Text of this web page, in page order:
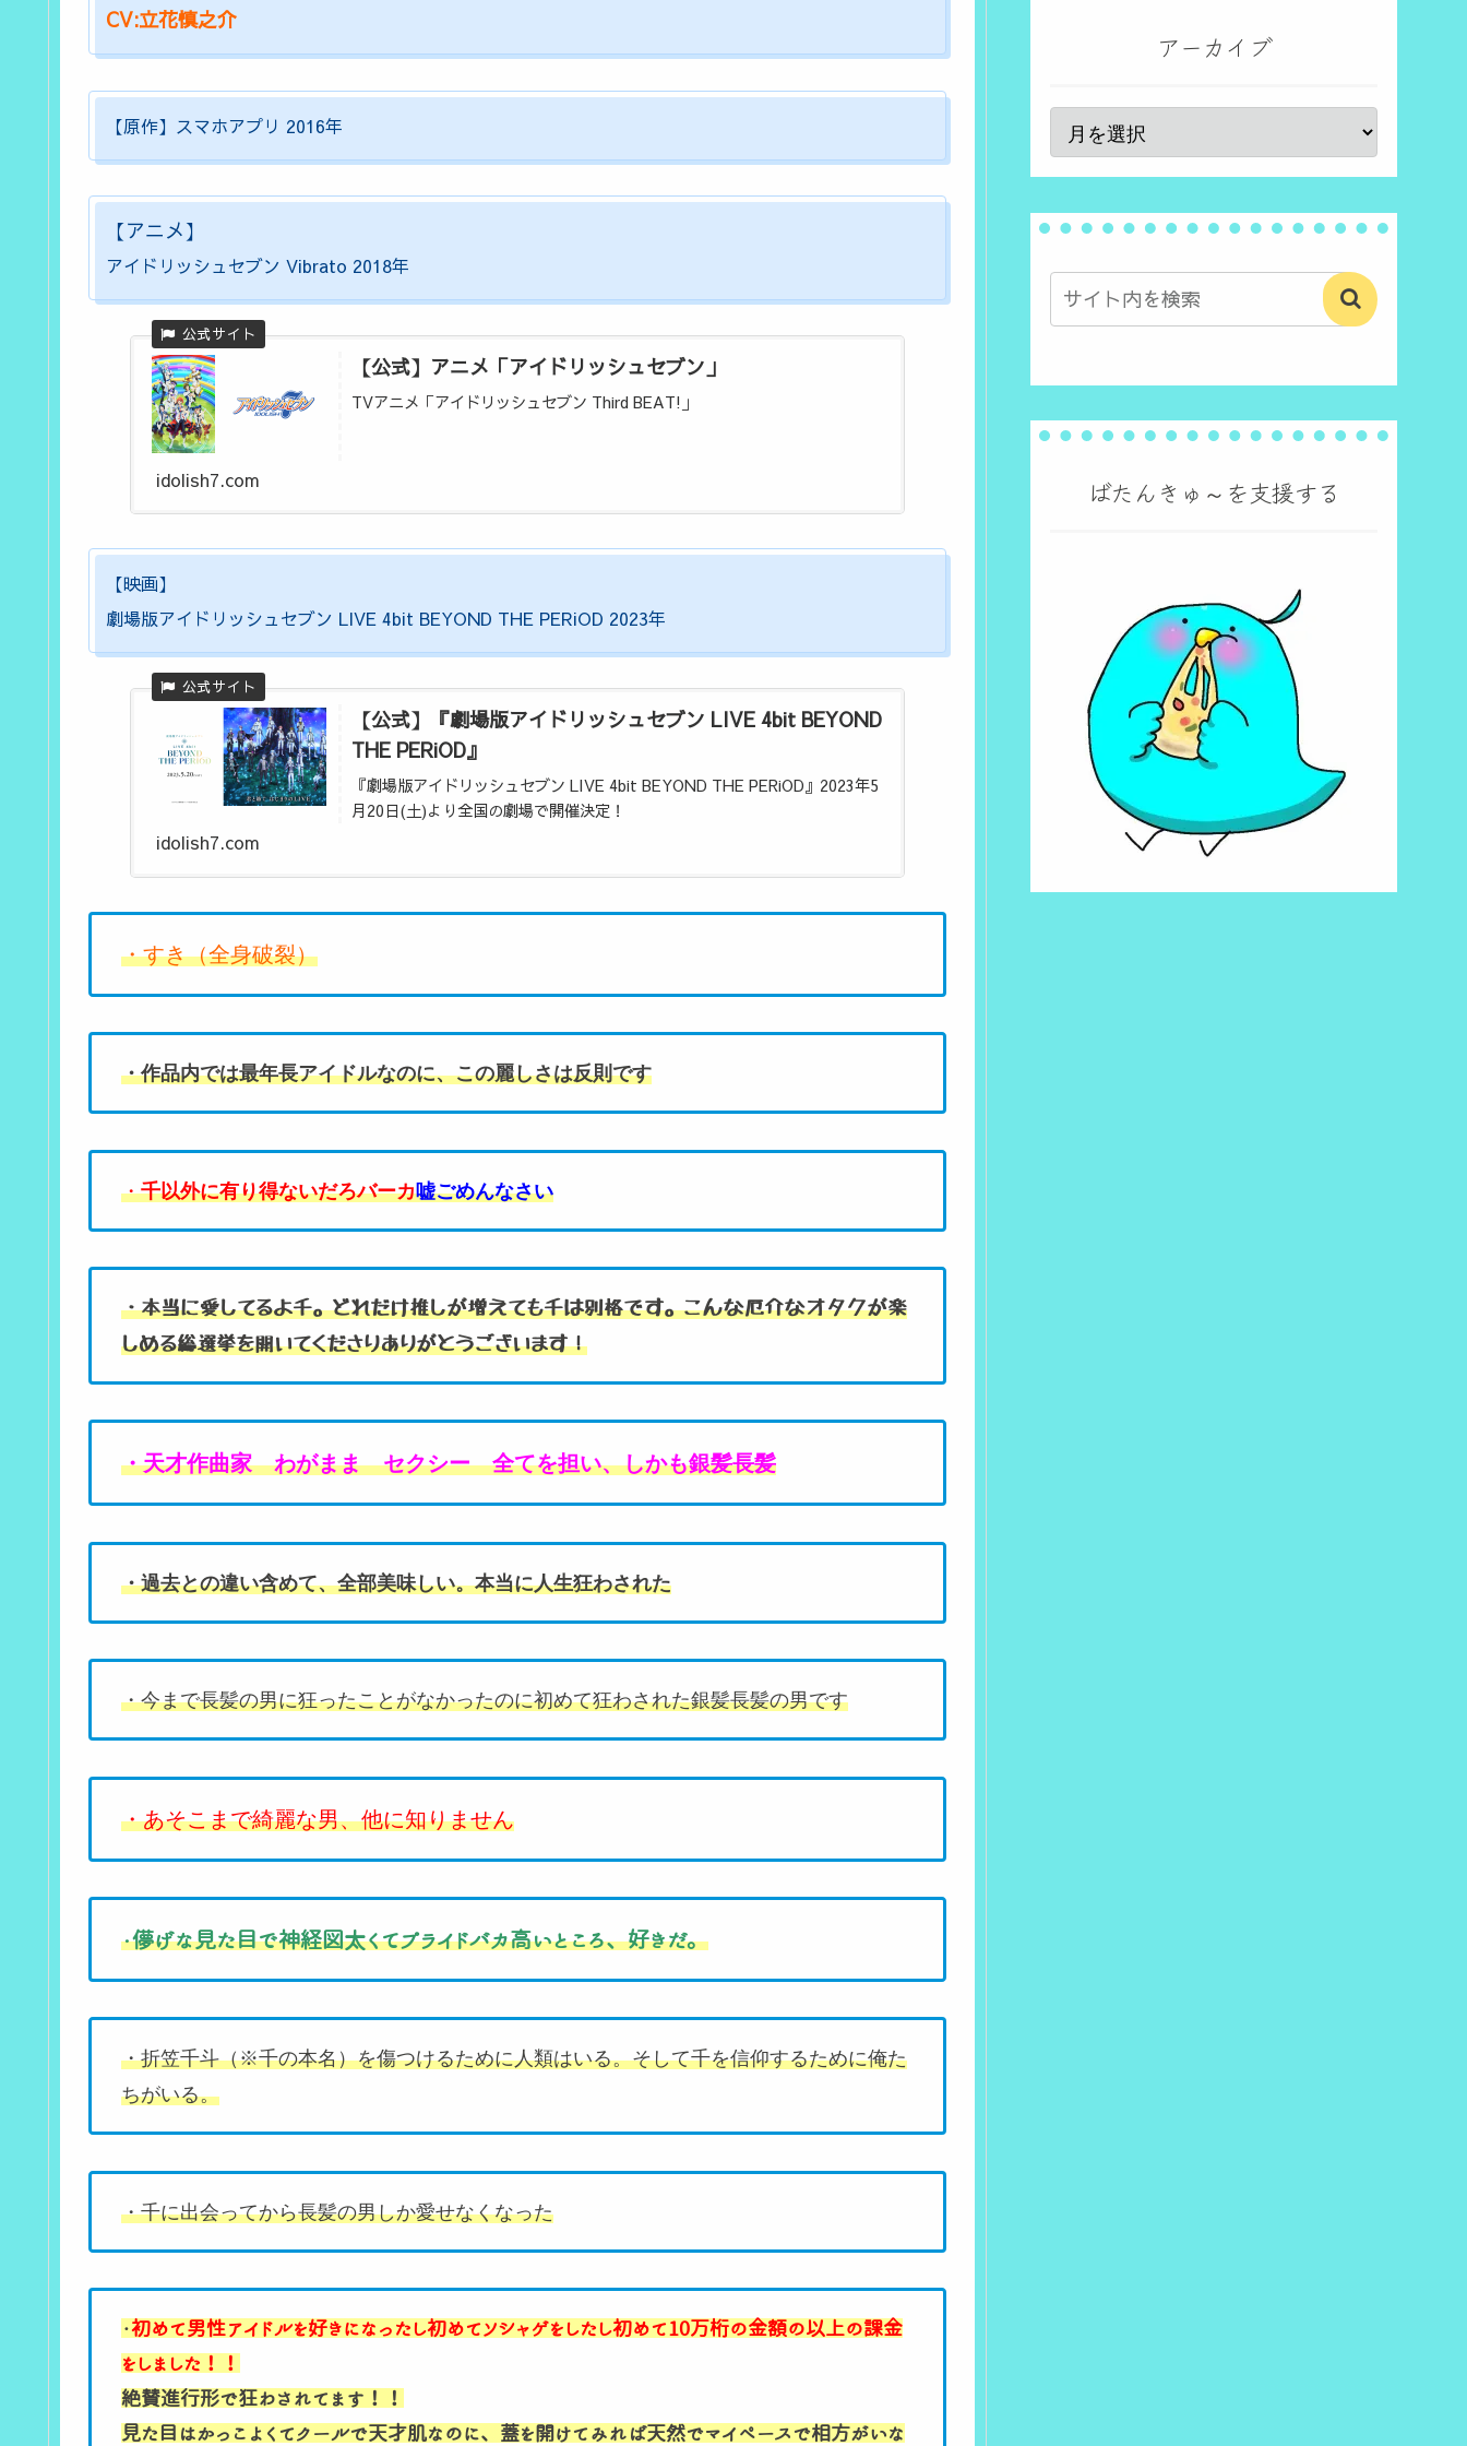
CV:立花慎之介
【原作】スマホアプリ 2016年
【アニメ】
アイドリッシュセブン Vibrato 2018年
【公式】アニメ「アイドリッシュセブン」
TVアニメ「アイドリッシュセブン Third BEAT!」
idolish7.com
【映画】
劇場版アイドリッシュセブン LIVE 4bit BEYOND THE PERiOD 2023年
【公式】『劇場版アイドリッシュセブン LIVE 4bit BEYOND
THE PERiOD』
『劇場版アイドリッシュセブン LIVE 4bit BEYOND THE PERiOD』2023年5
月20日(土)より全国の劇場で開催決定！
idolish7.com
・すき（全身破裂）
・作品内では最年長アイドルなのに、この麗しさは反則です
・千以外に有り得ないだろバーカ嘘ごめんなさい
・本当に愛してるよ千。どれだけ推しが増えても千は別格です。こんな厄介なオタクが楽
しめる総選挙を開いてくださりありがとうございます！
・天才作曲家 わがまま セクシー 全てを担い、しかも銀髪長髪
・過去との違い含めて、全部美味しい。本当に人生狂わされた
・今まで長髪の男に狂ったことがなかったのに初めて狂わされた銀髪長髪の男です
・あそこまで綺麗な男、他に知りません
・儚げな見た目で神経図太くてプライドバカ高いところ、好きだ。
・折笠千斗（※千の本名）を傷つけるために人類はいる。そして千を信仰するために俺た
ちがいる。
・千に出会ってから長髪の男しか愛せなくなった
・初めて男性アイドルを好きになったし初めてソシャゲをしたし初めて10万桁の金額の以上の課金
をしました！！
絶賛進行形で狂わされてます！！
見た目はかっこよくてクールで天才肌なのに、蓋を開けてみれば天然でマイペースで相方がいな
アーカイブ
ばたんきゅ～を支援する